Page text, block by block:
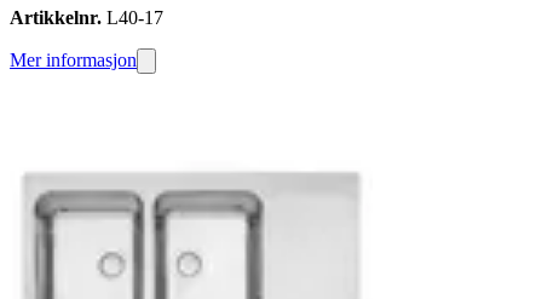
Artikkelnr. L40-17
Mer informasjon